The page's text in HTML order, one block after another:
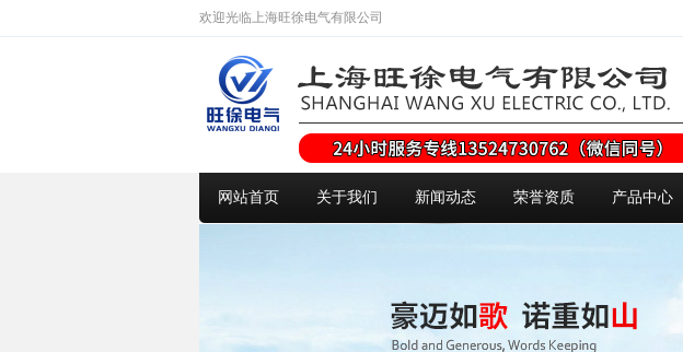
欢迎光临上海旺徐电气有限公司
网站首页 关于我们 新闻动态 荣誉资质 产品中心